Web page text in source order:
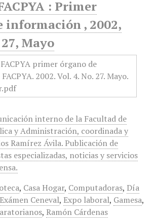
: Primer
información , 2002,
Mayo
interno de la Facultad de
y Administración, coordinada y
Ramírez Ávila. Publicación de
especializadas, noticias y servicios
, Casa Hogar, Computadoras, Día
Exámen Ceneval, Expo laboral, Gamesa,
, Ramón Cárdenas